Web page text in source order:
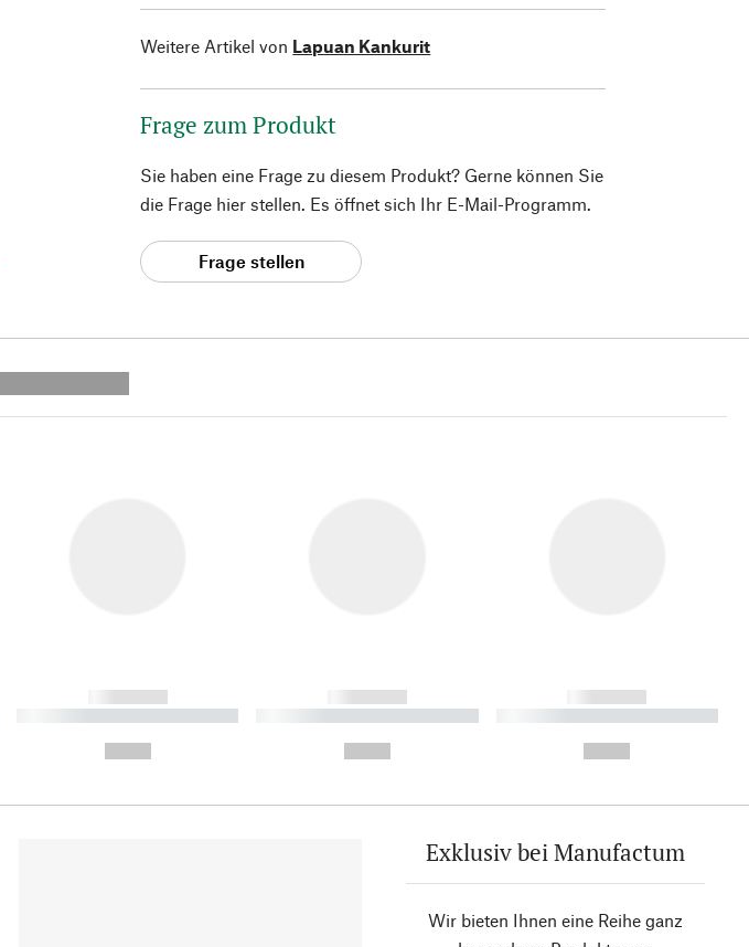
Weitere Artikel von Lapuan Kankurit
Frage zum Produkt
Sie haben eine Frage zu diesem Produkt? Gerne können Sie
die Frage hier stellen. Es öffnet sich Ihr E-Mail-Programm.
Frage stellen
------------
----------- ----------- ----------
------------
----------- ----------- ----------
------------
----------- ----------- ----------
Exklusiv bei Manufactum
Wir bieten Ihnen eine Reihe ganz